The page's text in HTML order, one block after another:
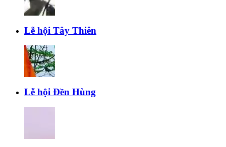
Lễ hội Tây Thiên
Lễ hội Đền Hùng